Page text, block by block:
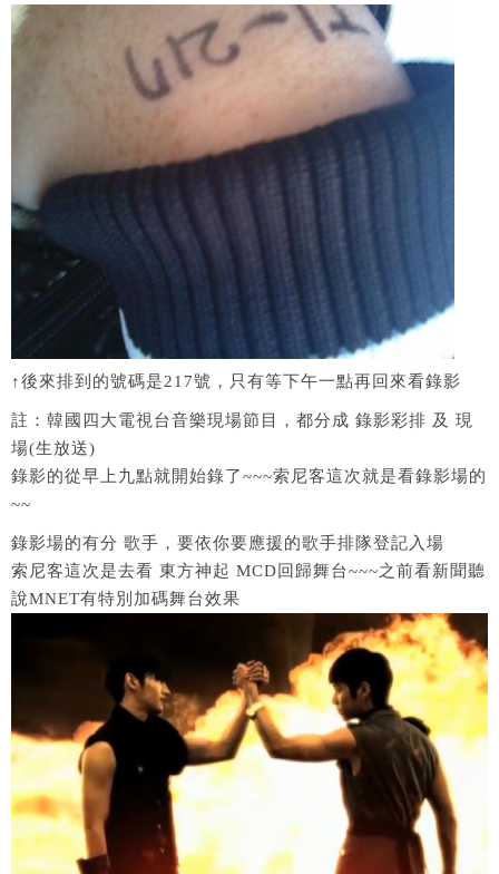
↑後來排到的號碼是217號，只有等下午一點再回來看錄影
註：韓國四大電視台音樂現場節目，都分成 錄影彩排 及 現
場(生放送)
錄影的從早上九點就開始錄了~~~索尼客這次就是看錄影場的
~~
錄影場的有分 歌手，要依你要應援的歌手排隊登記入場
索尼客這次是去看 東方神起 MCD回歸舞台~~~之前看新聞聽
說MNET有特別加碼舞台效果